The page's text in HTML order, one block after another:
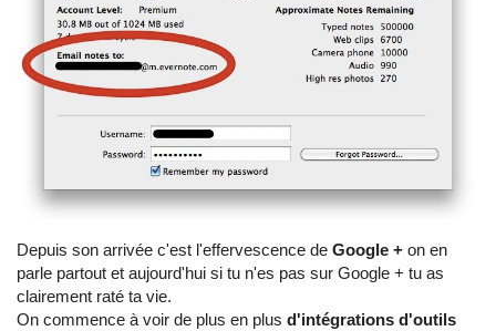
Depuis son arrivée c'est l'effervescence de Google + on en
parle partout et aujourd'hui si tu n'es pas sur Google + tu as
clairement raté ta vie.
On commence à voir de plus en plus d'intégrations d'outils